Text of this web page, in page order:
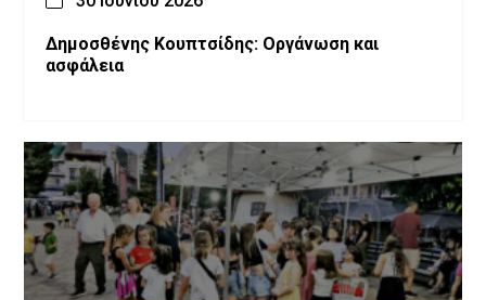
Δημοσθένης Κουπτσίδης: Οργάνωση και
ασφάλεια